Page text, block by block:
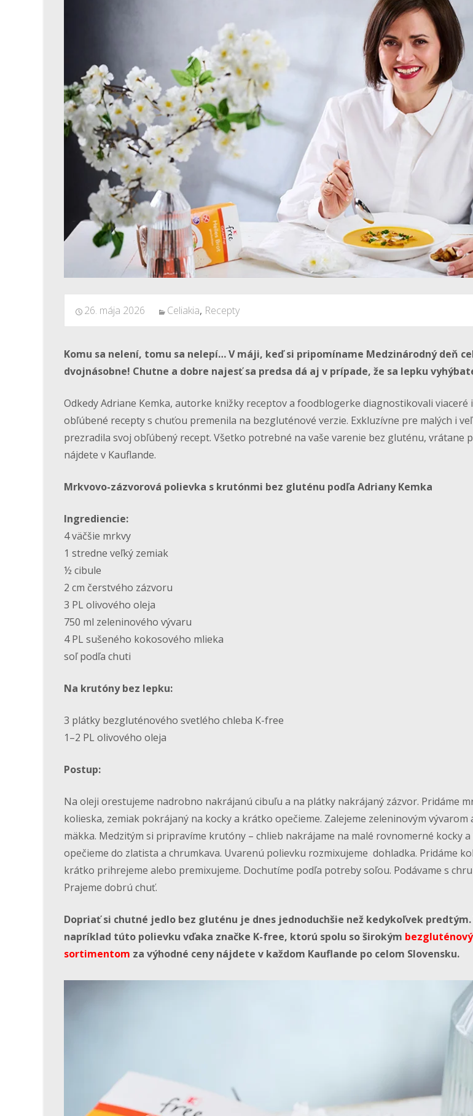
26. mája 2026 Celiakia, Recepty
Komu sa nelení, tomu sa nelepí… V máji, keď si pripomíname Medzinárodný deň
dvojnásobne! Chutne a dobre najesť sa predsa dá aj v prípade, že sa lepku
Odkedy Adriane Kemka, autorke knižky receptov a foodblogerke diagnostikovali viaceré
obľúbené recepty s chuťou premenila na bezgluténové verzie. Exkluzívne pre malých i
prezradila svoj obľúbený recept. Všetko potrebné na vaše varenie bez gluténu, vrátane
nájdete v Kauflande.
Mrkvovo-zázvorová polievka s krutónmi bez gluténu podľa Adriany Kemka
Ingrediencie:
4 väčšie mrkvy
1 stredne veľký zemiak
½ cibule
2 cm čerstvého zázvoru
3 PL olivového oleja
750 ml zeleninového vývaru
4 PL sušeného kokosového mlieka
soľ podľa chuti
Na krutóny bez lepku:
3 plátky bezgluténového svetlého chleba K-free
1–2 PL olivového oleja
Postup:
Na oleji orestujeme nadrobno nakrájanú cibuľu a na plátky nakrájaný zázvor. Pridáme
kolieska, zemiak pokrájaný na kocky a krátko opečieme. Zalejeme zeleninovým vývarom
mäkka. Medzitým si pripravíme krutóny – chlieb nakrájame na malé rovnomerné kocky
opečieme do zlatista a chrumkava. Uvarenú polievku rozmixujeme dohladka. Pridáme
krátko prihrejeme alebo premixujeme. Dochutíme podľa potreby soľou. Podávame s
Prajeme dobrú chuť.
Dopriať si chutné jedlo bez gluténu je dnes jednoduchšie než kedykoľvek
napríklad túto polievku vďaka značke K-free, ktorú spolu so širokým
sortimentom za výhodné ceny nájdete v každom Kauflande po celom Slovensku.